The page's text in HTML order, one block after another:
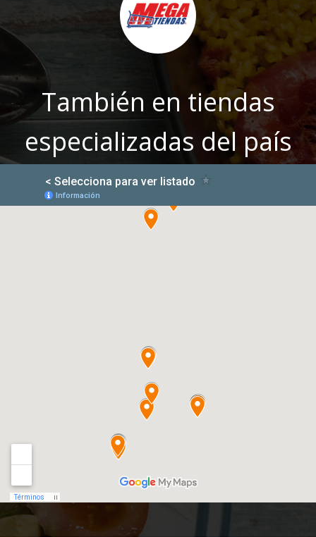
También en tiendas
especializadas del país